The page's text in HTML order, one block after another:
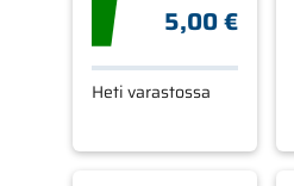
5,00 €
Heti varastossa